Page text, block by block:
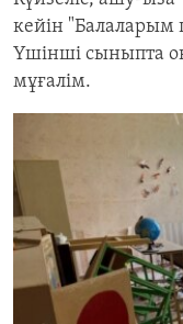
кейін "Балаларым
Үшінші сыныпта
мұғалім.